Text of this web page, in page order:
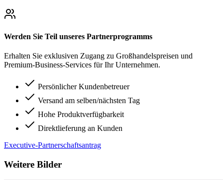
Werden Sie Teil unseres Partnerprogramms
Erhalten Sie exklusiven Zugang zu Großhandelspreisen und
Premium-Business-Services für Ihr Unternehmen.
Persönlicher Kundenbetreuer
Versand am selben/nächsten Tag
Hohe Produktverfügbarkeit
Direktlieferung an Kunden
Executive-Partnerschaftsantrag
Weitere Bilder